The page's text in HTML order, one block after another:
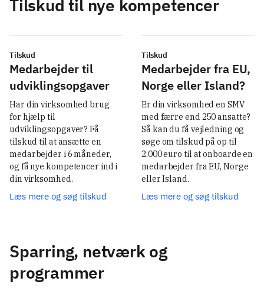
Tilskud til nye kompetencer
Tilskud
Medarbejder til
udviklingsopgaver
Har din virksomhed brug
for hjælp til
udviklingsopgaver? Få
tilskud til at ansætte en
medarbejder i 6 måneder,
og få nye kompetencer ind i
din virksomhed.
Læs mere og søg tilskud
Tilskud
Medarbejder fra EU,
Norge eller Island?
Er din virksomhed en SMV
med færre end 250 ansatte?
Så kan du få vejledning og
søge om tilskud på op til
2.000 euro til at onboarde en
medarbejder fra EU, Norge
eller Island.
Læs mere og søg tilskud
Sparring, netværk og
programmer